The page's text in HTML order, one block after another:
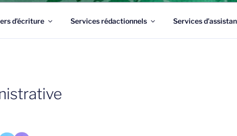
d’écriture Services rédactionnels Services